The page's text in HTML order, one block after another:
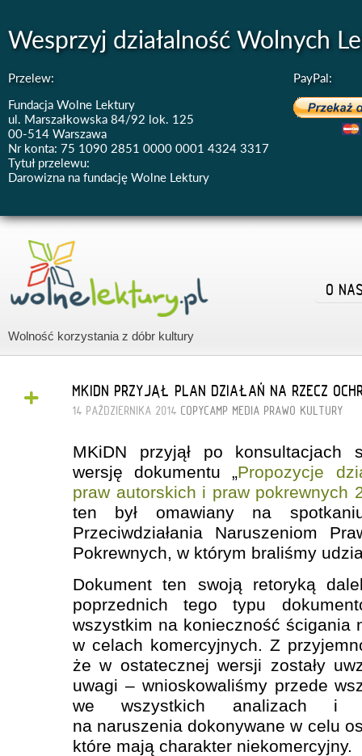
Wesprzyj działalność Wolnych
Przelew:
Fundacja Wolne Lektury
ul. Marszałkowska 84/92 lok. 125
00-514 Warszawa
Nr konta: 75 1090 2851 0000 0001 4324 3317
Tytuł przelewu:
Darowizna na fundację Wolne Lektury
PayPal:
Wolność korzystania z dóbr kultury
O
+ MKIDN PRZYJĄŁ PLAN DZIAŁAŃ NA RZECZ
14 PAŹDZIERNIKA 2014 COPYCAMP MEDIA PRAWO KULTURY
MKiDN przyjął po konsultacjach
wersję dokumentu „Propozycje
praw autorskich i praw pokrewnych
ten był omawiany na
Przeciwdziałania Naruszeniom
Pokrewnych, w którym braliśmy
Dokument ten swoją retoryką
poprzednich tego typu
wszystkim na konieczność ścigania
w celach komercyjnych. Z
że w ostatecznej wersji zostały
uwagi – wnioskowaliśmy przede
we wszystkich analizach i
na naruszenia dokonywane w celu
które mają charakter niekomercyjny.